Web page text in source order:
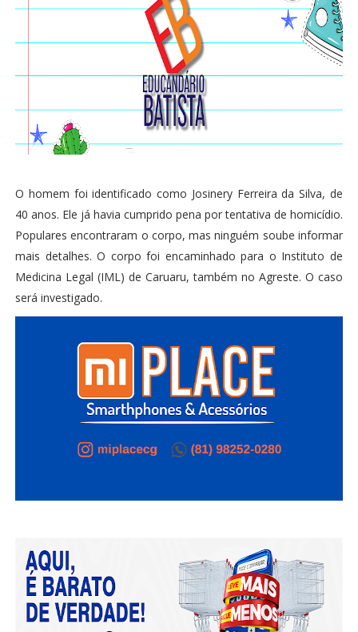
O homem foi identificado como Josinery Ferreira da Silva, de
40 anos. Ele já havia cumprido pena por tentativa de homicídio.
Populares encontraram o corpo, mas ninguém soube informar
mais detalhes. O corpo foi encaminhado para o Instituto de
Medicina Legal (IML) de Caruaru, também no Agreste. O caso
será investigado.